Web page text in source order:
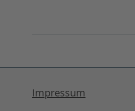
Impressum